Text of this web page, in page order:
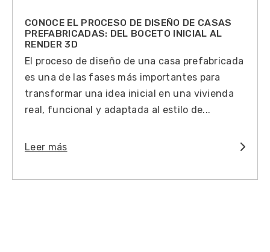
CONOCE EL PROCESO DE DISEÑO DE CASAS
PREFABRICADAS: DEL BOCETO INICIAL AL
RENDER 3D
El proceso de diseño de una casa prefabricada
es una de las fases más importantes para
transformar una idea inicial en una vivienda
real, funcional y adaptada al estilo de...
Leer más